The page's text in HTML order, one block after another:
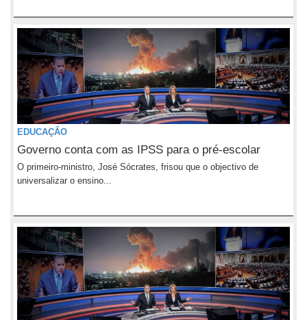
EDUCAÇÃO
Governo conta com as IPSS para o pré-escolar
O primeiro-ministro, José Sócrates, frisou que o objectivo de
universalizar o ensino...